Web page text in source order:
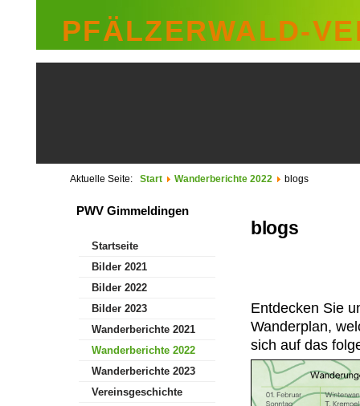
PFÄLZERWALD-
Aktuelle Seite: Start Wanderberichte 2022 blogs
blogs
Entdecken Sie
Wanderplan,
sich auf das
PWV Gimmeldingen
Startseite
Bilder 2021
Bilder 2022
Bilder 2023
Wanderberichte 2021
Wanderberichte 2022
Wanderberichte 2023
Vereinsgeschichte